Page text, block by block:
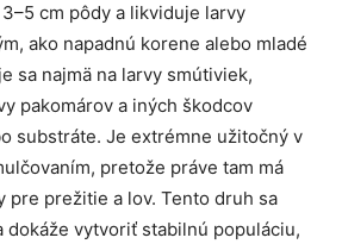
cm pôdy a likviduje larvy
ako napadnú korene alebo mladé
sa najmä na larvy smútiviek,
pakomárov a iných škodcov
substráte. Je extrémne užitočný v
pretože práve tam má
pre prežitie a lov. Tento druh sa
dokáže vytvoriť stabilnú populáciu,